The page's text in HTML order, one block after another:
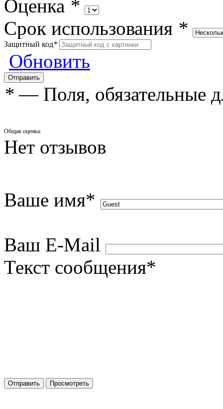
Оценка *
Срок использования *
Защитный код*
Обновить
* — Поля, обязательные
Общая оценка:
Нет отзывов
Ваше имя*
Ваш E-Mail
Текст сообщения*